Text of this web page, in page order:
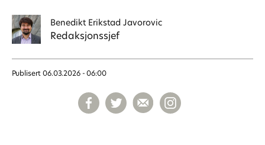
Benedikt Erikstad Javorovic
Redaksjonssjef
Publisert 06.03.2026 - 06:00